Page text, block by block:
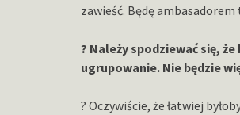
zawieść. Będę
? Należy spodziewać się,
ugrupowanie. Nie będzie
? Oczywiście, że łatwiej